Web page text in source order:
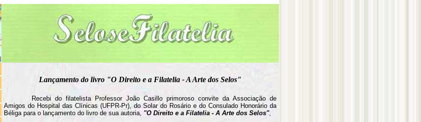
Lançamento do livro "O Direito e a Filatelia - A Arte dos Selos"
Recebi do filatelista Professor João Casillo primoroso convite da Associação de
Amigos do Hospital das Clínicas (UFPR-Pr), do Solar do Rosário e do Consulado Honorário da
Béliga para o lançamento do livro de sua autoria, "O Direito e a Filatelia - A Arte dos Selos",